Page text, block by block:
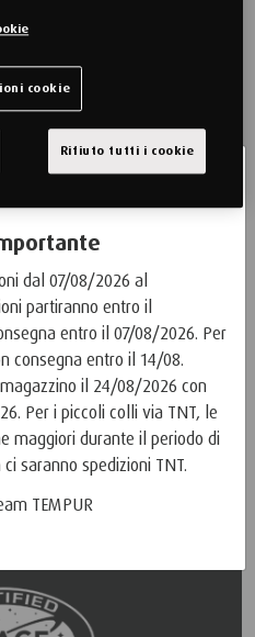
dal 07/08/2026 al
partiranno entro il
entro il 07/08/2026. Per
consegna entro il 14/08.
il 24/08/2026 con
Per i piccoli colli via TNT, le
maggiori durante il periodo di
saranno spedizioni TNT.
TEMPUR
su prodotti, servizi,
TEMPUR Sealy DACH GmbH.
al trattamento dei tuoi dati
sulla privacy.
cookie
Rifiuto tutti i cookie